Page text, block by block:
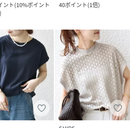
ント(10%ポイント
)
40ポイント(1倍)